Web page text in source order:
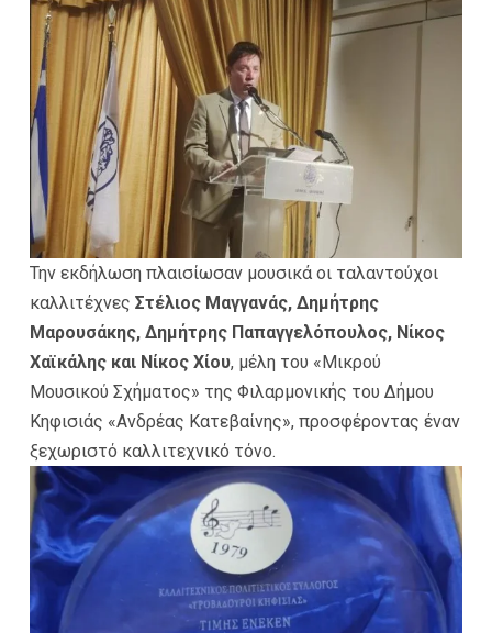
Την εκδήλωση πλαισίωσαν μουσικά οι ταλαντούχοι
καλλιτέχνες Στέλιος Μαγγανάς, Δημήτρης
Μαρουσάκης, Δημήτρης Παπαγγελόπουλος, Νίκος
Χαϊκάλης και Νίκος Χίου, μέλη του «Μικρού
Μουσικού Σχήματος» της Φιλαρμονικής του Δήμου
Κηφισιάς «Ανδρέας Κατεβαίνης», προσφέροντας έναν
ξεχωριστό καλλιτεχνικό τόνο.